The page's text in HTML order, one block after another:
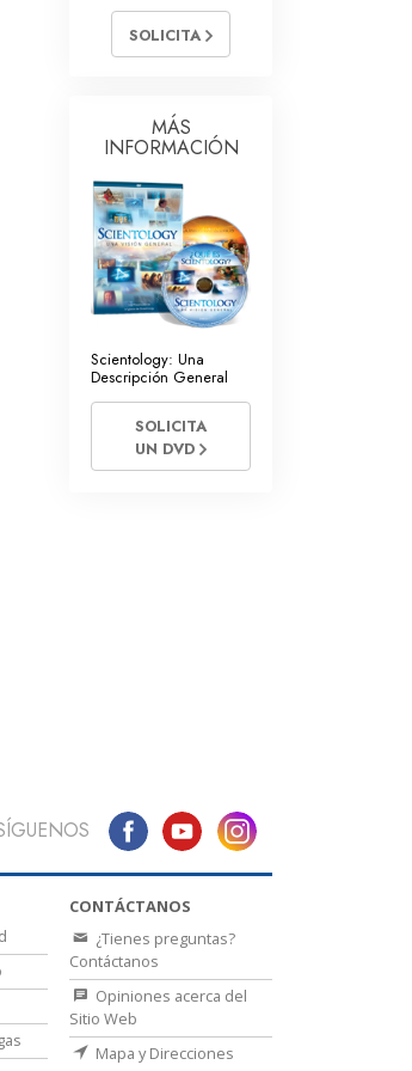
SOLICITA
MÁS
INFORMACIÓN
Scientology: Una
Descripción General
SOLICITA
UN DVD
CONTÁCTANOS
¿Tienes preguntas?
Contáctanos
Opiniones acerca del
Sitio Web
Mapa y Direcciones